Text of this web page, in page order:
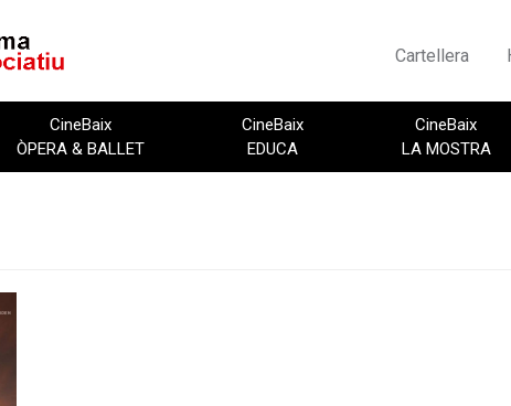
Cartellera
CineBaix
ÒPERA & BALLET
CineBaix
EDUCA
CineBaix
LA MOSTRA